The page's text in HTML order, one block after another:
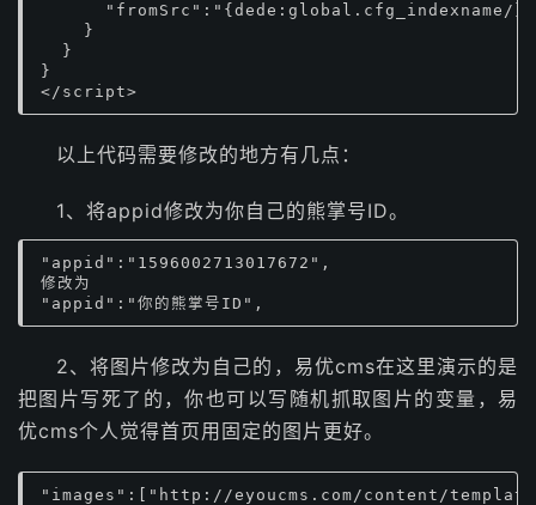
      "fromSrc":"{dede:global.cfg_indexname/}"
    }
  }
}
</script>
以上代码需要修改的地方有几点：
1、将appid修改为你自己的熊掌号ID。
"appid":"1596002713017672",
修改为
"appid":"你的熊掌号ID",
2、将图片修改为自己的，易优cms在这里演示的是
把图片写死了的，你也可以写随机抓取图片的变量，易
优cms个人觉得首页用固定的图片更好。
"images":["http://eyoucms.com/content/